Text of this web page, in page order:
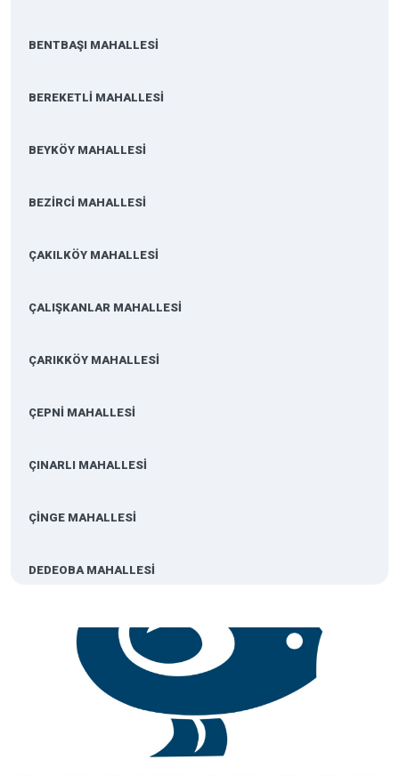
BENTBAŞI MAHALLESİ
BEREKETLİ MAHALLESİ
BEYKÖY MAHALLESİ
BEZİRCİ MAHALLESİ
ÇAKILKÖY MAHALLESİ
ÇALIŞKANLAR MAHALLESİ
ÇARIKKÖY MAHALLESİ
ÇEPNİ MAHALLESİ
ÇINARLI MAHALLESİ
ÇİNGE MAHALLESİ
DEDEOBA MAHALLESİ
DOĞA MAHALLESİ
DOĞANPINAR MAHALLESİ